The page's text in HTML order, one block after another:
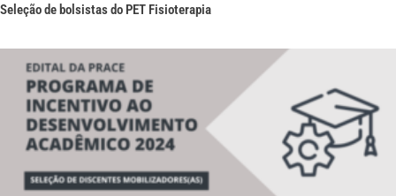
Seleção de bolsistas do PET Fisioterapia